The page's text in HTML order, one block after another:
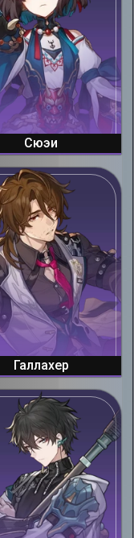
Сюэи
Галлахер